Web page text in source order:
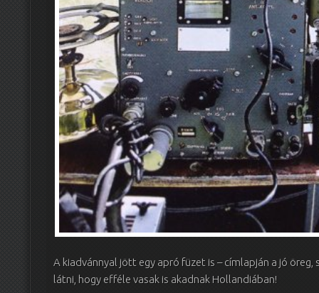
A kiadvánnyal jött egy apró füzet is – címlapján a jó
látni, hogy efféle vasak is akadnak Hollandiában!